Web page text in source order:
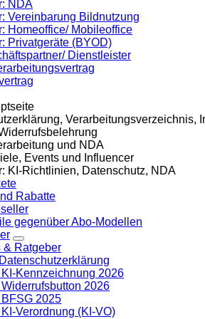
NDA
Vereinbarung Bildnutzung
Homeoffice/ Mobileoffice
Privatgeräte (BYOD)
Dienstleister
Verarbeitungsverzeichnis,
und NDA
Events und Influencer
KI-Richtlinien, Datenschutz, NDA
Rabatte
gegenüber Abo-Modellen
Ratgeber
Kennzeichnung 2026
2026
2025
Verordnung (KI-VO)